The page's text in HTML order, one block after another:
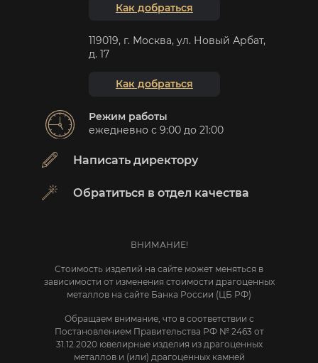
Как добраться
119019, г. Москва, ул. Новый Арбат,
д. 17
Как добраться
Режим работы
ежедневно с 9:00 до 21:00
Написать директору
Обратиться в отдел качества
ВНИМАНИЕ!
Стоимость изделий на сайте может меняться в
зависимости от изменения стоимости драгоценных
металлов на сайте Банка России (ЦБ РФ)
Обращаем внимание, что в соответствии с
Постановлением Правительства РФ № 2463 от
31.12.2020 ювелирные изделия из драгоценных
металлов и (или) драгоценных камней